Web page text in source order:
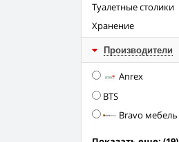
Туалетные столики
Хранение
Производители
Anrex
BTS
Bravo мебель